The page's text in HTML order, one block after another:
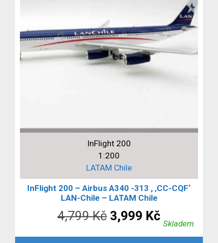
InFlight 200
1:200
LATAM Chile
InFlight 200 – Airbus A340 -313 , ‚CC-CQF‘
LAN-Chile – LATAM Chile
4,799Kč Původní
cena
3,999 Kč
cena
Skladem